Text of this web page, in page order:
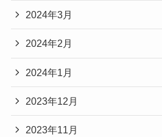
2024年3月
2024年2月
2024年1月
2023年12月
2023年11月